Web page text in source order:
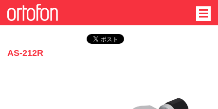
AS-212R